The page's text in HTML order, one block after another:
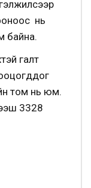
нь
байна.
галт
том нь юм.
3328